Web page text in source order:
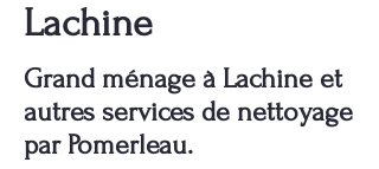
Lachine
Grand ménage à Lachine et
autres services de nettoyage
par Pomerleau.